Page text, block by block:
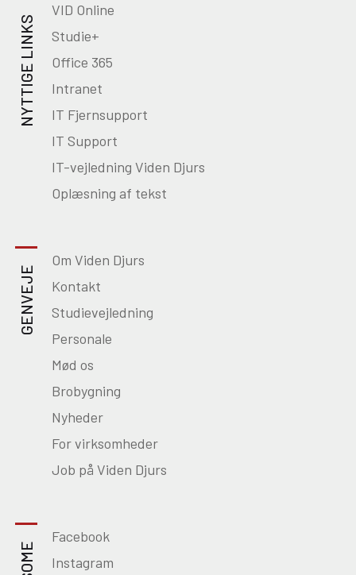
NYTTIGE LINKS
VID Online
Studie+
Office 365
Intranet
IT Fjernsupport
IT Support
IT-vejledning Viden Djurs
Oplæsning af tekst
GENVEJE
Om Viden Djurs
Kontakt
Studievejledning
Personale
Mød os
Brobygning
Nyheder
For virksomheder
Job på Viden Djurs
SOME
Facebook
Instagram